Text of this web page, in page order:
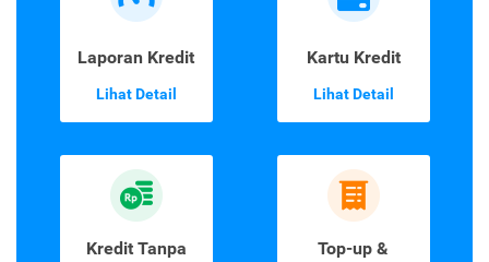
Laporan Kredit
Lihat Detail
Kartu Kredit
Lihat Detail
Kredit Tanpa
Top-up &